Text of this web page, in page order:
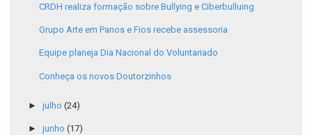
CRDH realiza formação sobre Bullying e Ciberbulluing
Grupo Arte em Panos e Fios recebe assessoria
Equipe planeja Dia Nacional do Voluntariado
Conheça os novos Doutorzinhos
► julho (24)
► junho (17)